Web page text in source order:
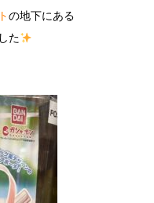
の地下にある
た